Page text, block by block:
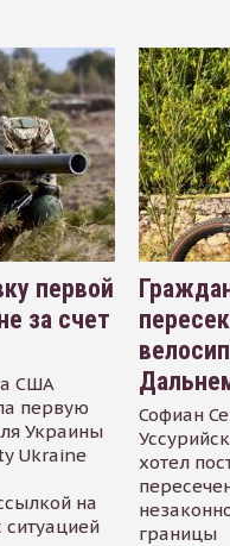
первой
за счет
США
первую
Украины
Ukraine
на
Софиан
хотел
границы